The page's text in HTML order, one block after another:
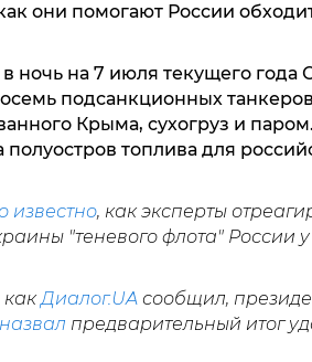
они помогают России
ночь на 7 июля текущего года
подсанкционных
Крыма, сухогруз и
полуостров топлива для
известно, как эксперты
"теневого флота" России
какДиалог.UAсообщил,
назвал предварительный итог